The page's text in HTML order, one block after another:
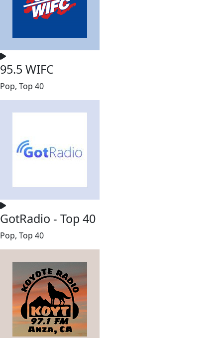
95.5 WIFC
Pop, Top 40
GotRadio - Top 40
Pop, Top 40